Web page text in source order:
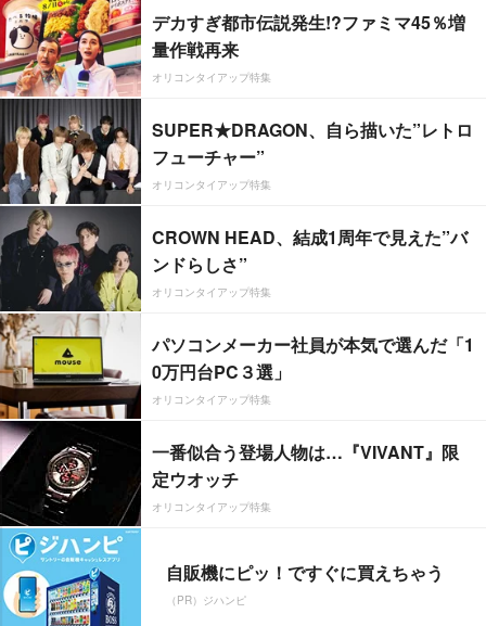
デカすぎ都市伝説発生!?ファミマ45％増
量作戦再来
オリコンタイアップ特集
SUPER★DRAGON、自ら描いた”レトロ
フューチャー”
オリコンタイアップ特集
CROWN HEAD、結成1周年で見えた”バ
ンドらしさ”
オリコンタイアップ特集
パソコンメーカー社員が本気で選んだ「1
0万円台PC３選」
オリコンタイアップ特集
一番似合う登場人物は…『VIVANT』限
定ウオッチ
オリコンタイアップ特集
自販機にピッ！ですぐに買えちゃう
（PR）ジハンピ